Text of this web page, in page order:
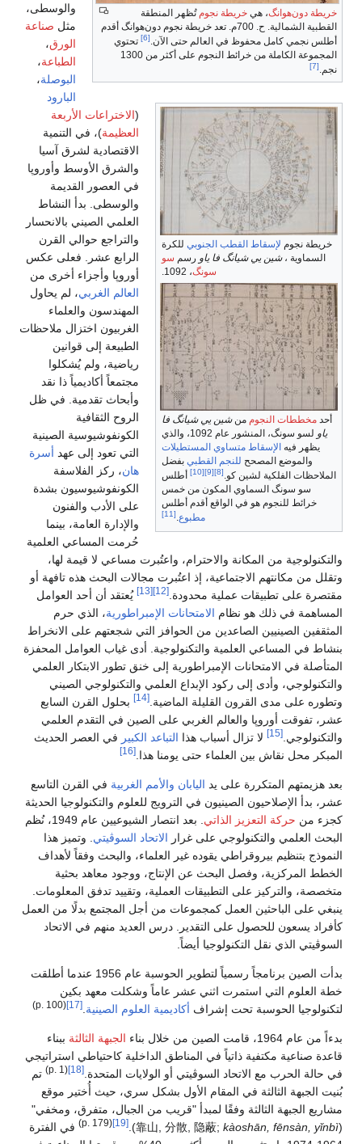
خريطة دون‌هوانگ، هي خريطة نجوم تُظهر المنطقة
القطبية الشمالية. ح. 700م. تعد خريطة نجوم دون‌هوانگ أقدم
أطلس نجمي كامل محفوظ في العالم حتى الآن.[6]
تحتوي
المجموعة الكاملة من خرائط النجوم على أكثر من 1300
نجم.[7]
خريطة نجوم لإسقاط القطب الجنوبي للكرة
السماوية ،شين يي شيانگ فا ياو رسم سو
سونگ، 1092.
أحد مخططات النجوم منشين يي شيانگ فا
ياو
لسو سونگ، المنشور عام 1092، والذي
يظهر فيه الإسقاط متساوي المستطيلات
والموضع المصحح للنجم القطبي بفضل
الملاحظات الفلكية لشين كو.[8]
[9]
[10]
أطلس
سو سونگ السماوي المكون من خمس
خرائط للنجوم هو في الواقع أقدم أطلس
مطبوع.
[11]
والوسطى،
مثل صناعة
الورق،
الطباعة،
البوصلة،
البارود
(الاختراعات الأربعة
العظيمة)، في التنمية
الاقتصادية لشرق آسيا
والشرق الأوسط وأوروپا
في العصور القديمة
والوسطى. بدأ النشاط
العلمي الصيني بالانحسار
والتراجع حوالي القرن
الرابع عشر. فعلى عكس
أوروپا وأجزاء أخرى من
العالم الغربي، لم يحاول
المهندسون والعلماء
الغربيون اختزال ملاحظات
الطبيعة إلى قوانين
رياضية، ولم يُشكلوا
مجتمعاً أكاديمياً ذا نقد
وأبحاث تقدمية. في ظل
الروح الثقافية
الكونفوشيوسية الصينية
التي تعود إلى عهد أسرة
هان، ركز الفلاسفة
الكونفوشيوسيون بشدة
على الأدب والفنون
والإدارة العامة، بينما
حُرمت المساعي العلمية
والتكنولوجية من المكانة والاحترام، واعتُبرت مساعي لا قيمة لها،
وتقلل من مكانتهم الاجتماعية، إذ اعتُبرت مجالات البحث هذه تافهة أو
مقتصرة على تطبيقات عملية محدودة. [12]
[13]
يُعتقد أن أحد العوامل
المساهمة في ذلك هو نظام الامتحانات الإمبراطورية، الذي حرم
المثقفين الصينيين الصاعدين من الحوافز التي شجعتهم على الانخراط
بنشاط في المساعي العلمية والتكنولوجية. أدى غياب العوامل المحفزة
المتأصلة في الامتحانات الإمبراطورية إلى خنق تطور الابتكار العلمي
والتكنولوجي، وأدى إلى ركود الإبداع العلمي والتكنولوجي الصيني
وتطوره على مدى القرون القليلة الماضية. [14]
بحلول القرن السابع
عشر، تفوقت أوروپا والعالم الغربي على الصين في التقدم العلمي
والتكنولوجي. [15] لا تزال أسباب هذا التباعد الكبير في العصر الحديث
المبكر محل نقاش بين العلماء حتى يومنا هذا. [16]
بعد هزيمتهم المتكررة على يد اليابان والأمم الغربية في القرن التاسع
عشر، بدأ الإصلاحيون الصينيون في الترويج للعلوم والتكنولوجيا الحديثة
كجزء من حركة التعزيز الذاتي
. بعد انتصار الشيوعيين عام 1949، نُظم
البحث العلمي والتكنولوجي على غرار الاتحاد السوڤيتي . وتميز هذا
النموذج بتنظيم بيروقراطي يقوده غير العلماء، والبحث وفقاً لأهداف
الخطط المركزية، وفصل البحث عن الإنتاج، ووجود معاهد بحثية
متخصصة، والتركيز على التطبيقات العملية، وتقييد تدفق المعلومات.
ينبغي على الباحثين العمل كمجموعات من أجل المجتمع بدلًا من العمل
كأفراد يسعون للحصول على التقدير. درس العديد منهم في الاتحاد
السوڤيتي الذي نقل التكنولوجيا أيضاً.
بدأت الصين برنامجاً رسمياً لتطوير الحوسبة عام 1956 عندما أطلقت
خطة العلوم التي استمرت اثني عشر عاماً وشكلت معهد بكين
لتكنولوجيا الحوسبة تحت إشراف أكاديمية العلوم الصينية [17]
(p. 100)
بدءاً من عام 1964، قامت الصين من خلال بناء الجبهة الثالثة ببناء
قاعدة صناعية مكتفية ذاتياً في المناطق الداخلية كاحتياطي استراتيجي
في حالة الحرب مع الاتحاد السوڤيتي أو الولايات المتحدة. [18]
(p. 1)
تم
بُنيت الجبهة الثالثة في المقام الأول بشكل سري، حيث أُختير موقع
مشاريع الجبهة الثالثة وفقًا لمبدأ "قريب من الجبال، متفرق، ومخفي"
(
靠山, 分散, 隐蔽; kàoshān, fēnsàn, yǐnbì
).
[19]
(p. 179)
في الفترة